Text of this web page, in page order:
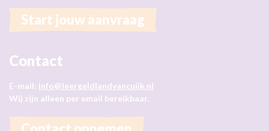
Start jouw aanvraag
Contact
E-mail: info@leergeldlandvancuijk.nl
Wij zijn alleen per email bereikbaar.